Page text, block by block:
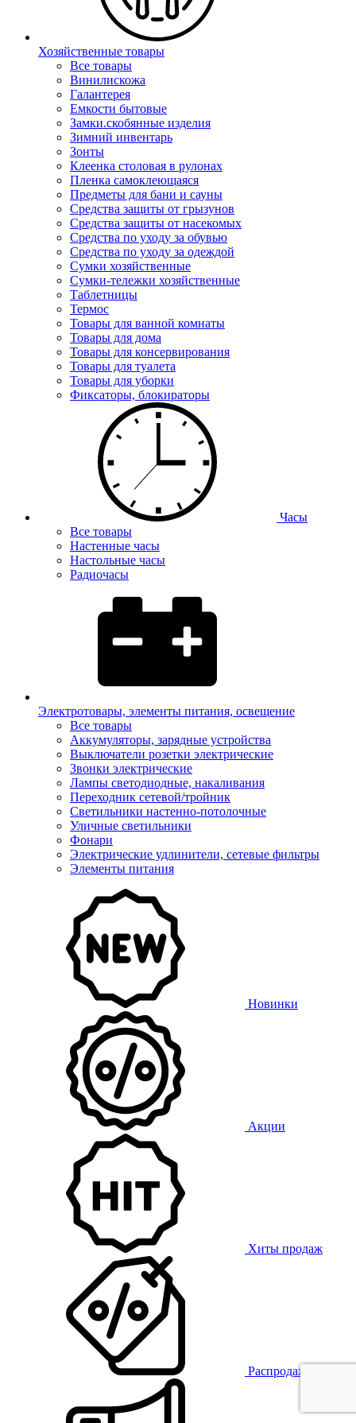
Хозяйственные товары
Все товары
Винилискожа
Галантерея
Емкости бытовые
Замки.скобянные изделия
Зимний инвентарь
Зонты
Клеенка столовая в рулонах
Пленка самоклеющаяся
Предметы для бани и сауны
Средства защиты от грызунов
Средства защиты от насекомых
Средства по уходу за обувью
Средства по уходу за одеждой
Сумки хозяйственные
Сумки-тележки хозяйственные
Таблетницы
Термос
Товары для ванной комнаты
Товары для дома
Товары для консервирования
Товары для туалета
Товары для уборки
Фиксаторы, блокираторы
Часы
Все товары
Настенные часы
Настольные часы
Радиочасы
Электротовары, элементы питания, освещение
Все товары
Аккумуляторы, зарядные устройства
Выключатели розетки электрические
Звонки электрические
Лампы светодиодные, накаливания
Переходник сетевой/тройник
Светильники настенно-потолочные
Уличные светильники
Фонари
Электрические удлинители, сетевые фильтры
Элементы питания
Новинки
Акции
Хиты продаж
Распродажа